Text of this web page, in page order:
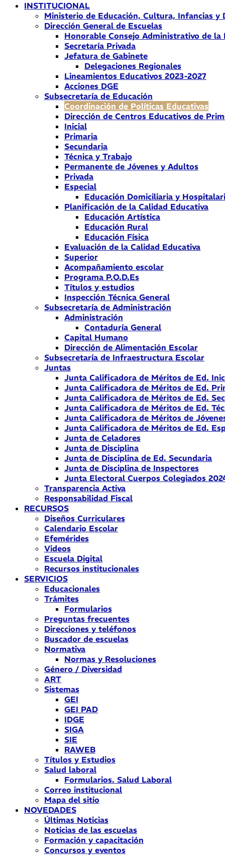
INSTITUCIONAL
Ministerio de Educación, Cultura, Infancias y
Dirección General de Escuelas
Honorable Consejo Administrativo de la
Secretaría Privada
Jefatura de Gabinete
Delegaciones Regionales
Lineamientos Educativos 2023-2027
Acciones DGE
Subsecretaría de Educación
Coordinación de Políticas Educativas
Dirección de Centros Educativos de
Inicial
Primaria
Secundaria
Técnica y Trabajo
Permanente de Jóvenes y Adultos
Privada
Especial
Educación Domiciliaria y
Planificación de la Calidad Educativa
Educación Artística
Educación Rural
Educación Física
Evaluación de la Calidad Educativa
Superior
Acompañamiento escolar
Programa P.O.D.Es
Títulos y estudios
Inspección Técnica General
Subsecretaría de Administración
Administración
Contaduría General
Capital Humano
Dirección de Alimentación Escolar
Subsecretaría de Infraestructura Escolar
Juntas
Junta Calificadora de Méritos de Ed.
Junta Calificadora de Méritos de Ed.
Junta Calificadora de Méritos de Ed.
Junta Calificadora de Méritos de Ed.
Junta Calificadora de Méritos de
Junta Calificadora de Méritos de Ed.
Junta de Celadores
Junta de Disciplina
Junta de Disciplina de Ed. Secundaria
Junta de Disciplina de Inspectores
Junta Electoral Cuerpos Colegiados
Transparencia Activa
Responsabilidad Fiscal
RECURSOS
Diseños Curriculares
Calendario Escolar
Efemérides
Videos
Escuela Digital
Recursos institucionales
SERVICIOS
Educacionales
Trámites
Formularios
Preguntas frecuentes
Direcciones y teléfonos
Buscador de escuelas
Normativa
Normas y Resoluciones
Género / Diversidad
ART
Sistemas
GEI
GEI PAD
IDGE
SIGA
SIE
RAWEB
Títulos y Estudios
Salud laboral
Formularios. Salud Laboral
Correo institucional
Mapa del sitio
NOVEDADES
Últimas Noticias
Noticias de las escuelas
Formación y capacitación
Concursos y eventos